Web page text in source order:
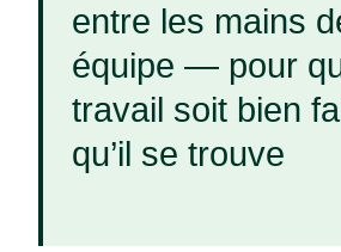
entre les mains
équipe — pour
travail soit bien
qu’il se trouve